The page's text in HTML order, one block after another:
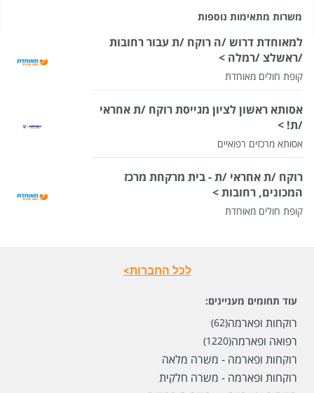
משרות מתאימות נוספות
למאוחדת דרוש /ה רוקח /ת עבור רחובות
/ראשלצ /רמלה >
קופת חולים מאוחדת
אסותא ראשון לציון מגייסת רוקח /ת אחראי
/ת! >
אסותא מרכזים רפואיים
רוקח /ת אחראי /ת - בית מרקחת מרכז
המכונים, רחובות >
קופת חולים מאוחדת
לכל החברות>
עוד תחומים מעניינים:
רוקחות ופארמה(62)
רפואה ופארמה(1220)
רוקחות ופארמה - משרה מלאה
רוקחות ופארמה - משרה חלקית